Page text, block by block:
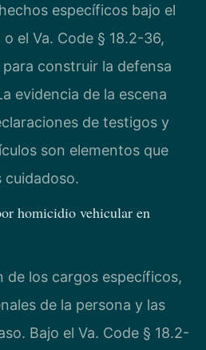
específicos bajo el
o el Va. Code § 18.2-36,
construir la defensa
evidencia de la escena
de testigos y
son elementos que
cuidadoso.
homicidio vehicular en
de los cargos específicos,
de la persona y las
Bajo el Va. Code § 18.2-